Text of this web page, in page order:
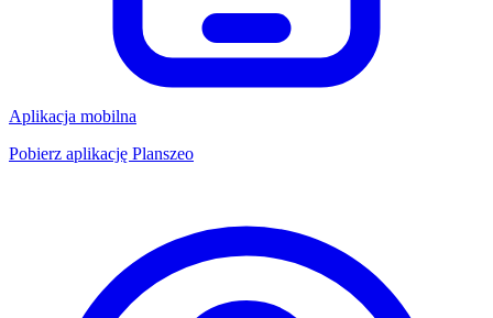
Aplikacja mobilna
Pobierz aplikację Planszeo